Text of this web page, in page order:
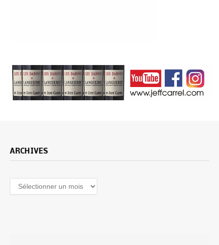
ARCHIVES
Archives